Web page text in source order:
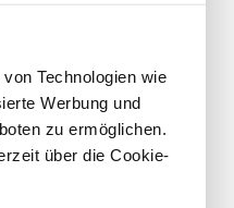
Technologien wie
Werbung und
zu ermöglichen.
über die Cookie-